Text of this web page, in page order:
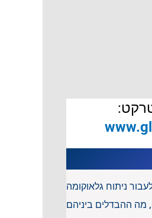
ניתוח גלאוקומה
מה ההבדלים ביניהם